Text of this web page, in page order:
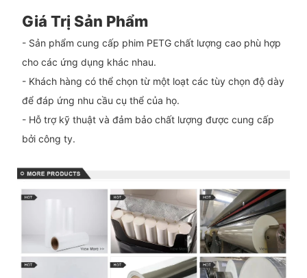
Giá Trị Sản Phẩm
- Sản phẩm cung cấp phim PETG chất lượng cao phù hợp
cho các ứng dụng khác nhau.
- Khách hàng có thể chọn từ một loạt các tùy chọn độ dày
để đáp ứng nhu cầu cụ thể của họ.
- Hỗ trợ kỹ thuật và đảm bảo chất lượng được cung cấp
bởi công ty.